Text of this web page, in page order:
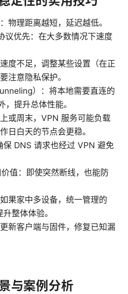
物理距离越短，延迟越低。
议优先：在大多数情况下速度
度不足，调整某些设置（在正
注意隐私保护。
）：将本地需要直连的
，提升总体性能。
或周末，VPN 服务可能负载
日白天的节点会更稳。
保 DNS 请求也经过 VPN 避免
值：即使突然断线，也能防
果家中多设备，统一管理的
整体体验。
新客户端与固件，修复已知漏
与案例分析